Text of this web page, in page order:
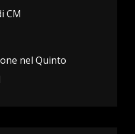
CM
nel Quinto